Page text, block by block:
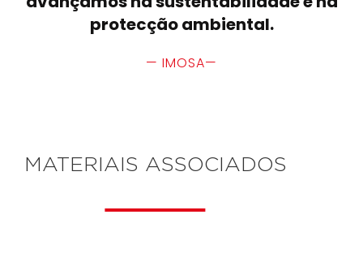
protecção ambiental.
— IMOSA—
MATERIAIS ASSOCIADOS